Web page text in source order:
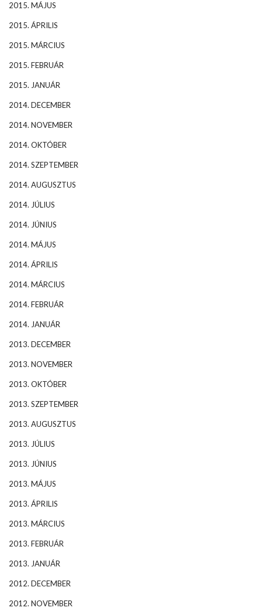
2015. MÁJUS
2015. ÁPRILIS
2015. MÁRCIUS
2015. FEBRUÁR
2015. JANUÁR
2014. DECEMBER
2014. NOVEMBER
2014. OKTÓBER
2014. SZEPTEMBER
2014. AUGUSZTUS
2014. JÚLIUS
2014. JÚNIUS
2014. MÁJUS
2014. ÁPRILIS
2014. MÁRCIUS
2014. FEBRUÁR
2014. JANUÁR
2013. DECEMBER
2013. NOVEMBER
2013. OKTÓBER
2013. SZEPTEMBER
2013. AUGUSZTUS
2013. JÚLIUS
2013. JÚNIUS
2013. MÁJUS
2013. ÁPRILIS
2013. MÁRCIUS
2013. FEBRUÁR
2013. JANUÁR
2012. DECEMBER
2012. NOVEMBER